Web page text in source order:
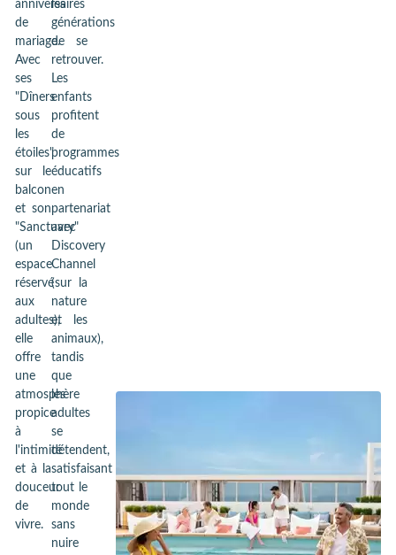
anniversaires
de
mariage.
Avec
ses
"Dîners
sous
les
étoiles"
sur le
balcon
et son
"Sanctuary"
(un
espace
réservé
aux
adultes),
elle
offre
une
atmosphère
propice
à
l'intimité
et à la
douceur
de
vivre.
les
générations
de se
retrouver.
Les
enfants
profitent
de
programmes
éducatifs
en
partenariat
avec
Discovery
Channel
(sur la
nature
et les
animaux),
tandis
que
les
adultes
se
détendent,
satisfaisant
tout le
monde
sans
nuire